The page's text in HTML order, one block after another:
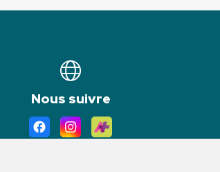
Nous suivre